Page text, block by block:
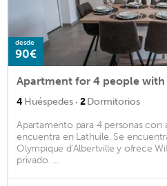
desde
90€
Apartment for 4 people
4Huéspedes · 2Dormitorios
Apartamento para 4 personas
encuentra en Lathuile. Se
Olympique d'Albertville y ofrece
privado. ...